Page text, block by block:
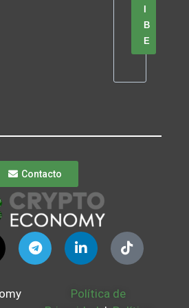
B
E
Contacto
Política de